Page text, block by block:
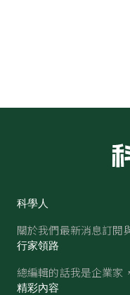
科學人
關於我們最新消息訂閱
行家領路
總編輯的話我是企業家
精彩內容